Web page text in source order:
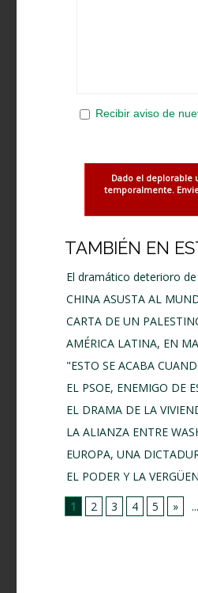
Recibir aviso de
Dado el deplorable
temporalmente.
TAMBIÉN EN
El dramático deterioro
CHINA ASUSTA AL
CARTA DE UN
AMÉRICA LATINA, EN
"ESTO SE ACABA
EL PSOE, ENEMIGO DE
EL DRAMA DE LA
LA ALIANZA ENTRE
EUROPA, UNA
EL PODER Y LA
1
2 3 4 5 » ...